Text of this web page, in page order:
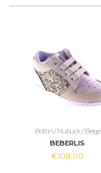
Bottin / Nubuck / Beige
BEBERLIS
€108,00